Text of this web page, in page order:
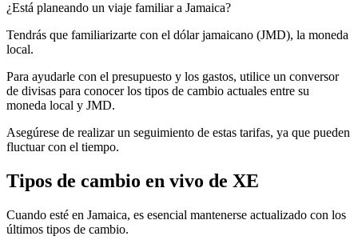
¿Está planeando un viaje familiar a Jamaica?
Tendrás que familiarizarte con el dólar jamaicano (JMD), la moneda
local.
Para ayudarle con el presupuesto y los gastos, utilice un conversor
de divisas para conocer los tipos de cambio actuales entre su
moneda local y JMD.
Asegúrese de realizar un seguimiento de estas tarifas, ya que pueden
fluctuar con el tiempo.
Tipos de cambio en vivo de XE
Cuando esté en Jamaica, es esencial mantenerse actualizado con los
últimos tipos de cambio.